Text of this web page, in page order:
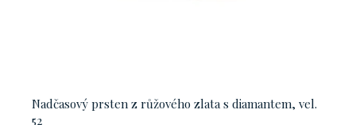
Nadčasový prsten z růžového zlata s diamantem, vel.
52